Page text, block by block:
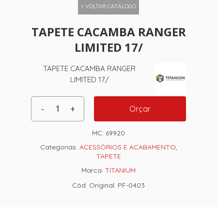
< VOLTAR CATÁLOGO
TAPETE CACAMBA RANGER
LIMITED 17/
TAPETE CACAMBA RANGER
LIMITED 17/
Orçar
MC: 69920
Categorias: ACESSÓRIOS E ACABAMENTO,
TAPETE
Marca: TITANIUM
Cód. Original: PF-0403